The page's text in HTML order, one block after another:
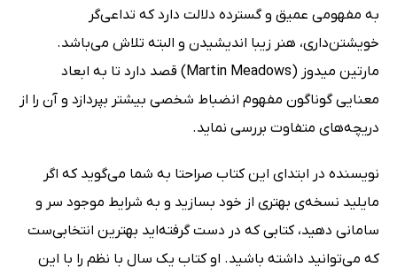
به مفهومی عمیق و گسترده دلالت دارد که تداعی‌گر
خویشتن‌داری، هنر زیبا اندیشیدن و البته تلاش می‌باشد.
مارتین میدوز (Martin Meadows) قصد دارد تا به ابعاد
معنایی گوناگون مفهوم انضباط شخصی بیشتر بپردازد و آن را از
دریچه‌های متفاوت بررسی نماید.
نویسنده در ابتدای این کتاب صراحتا به شما می‌گوید که اگر
مایلید نسخه‌ی بهتری از خود بسازید و به شرایط موجود سر و
سامانی دهید، کتابی که در دست گرفته‌اید بهترین انتخابی‌ست
که می‌توانید داشته باشید. او کتاب یک سال با نظم را با این